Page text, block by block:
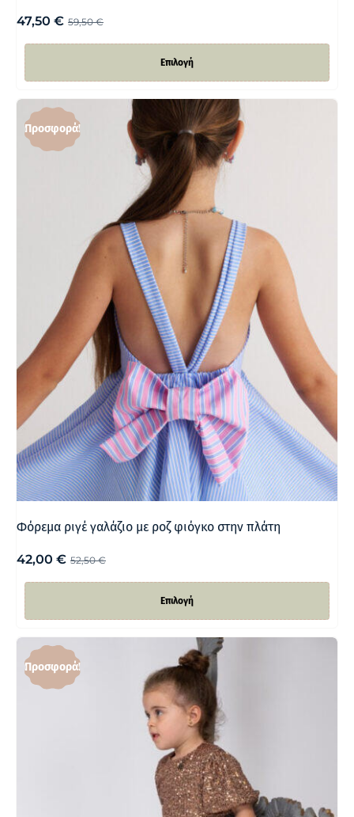
59,50€
47,50 €
Επιλογή
Προσφορά!
Φόρεμα ριγέ γαλάζιο με ροζ φιόγκο στην πλάτη
52,50€
42,00 €
Επιλογή
Προσφορά!